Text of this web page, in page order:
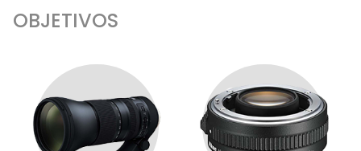
OBJETIVOS